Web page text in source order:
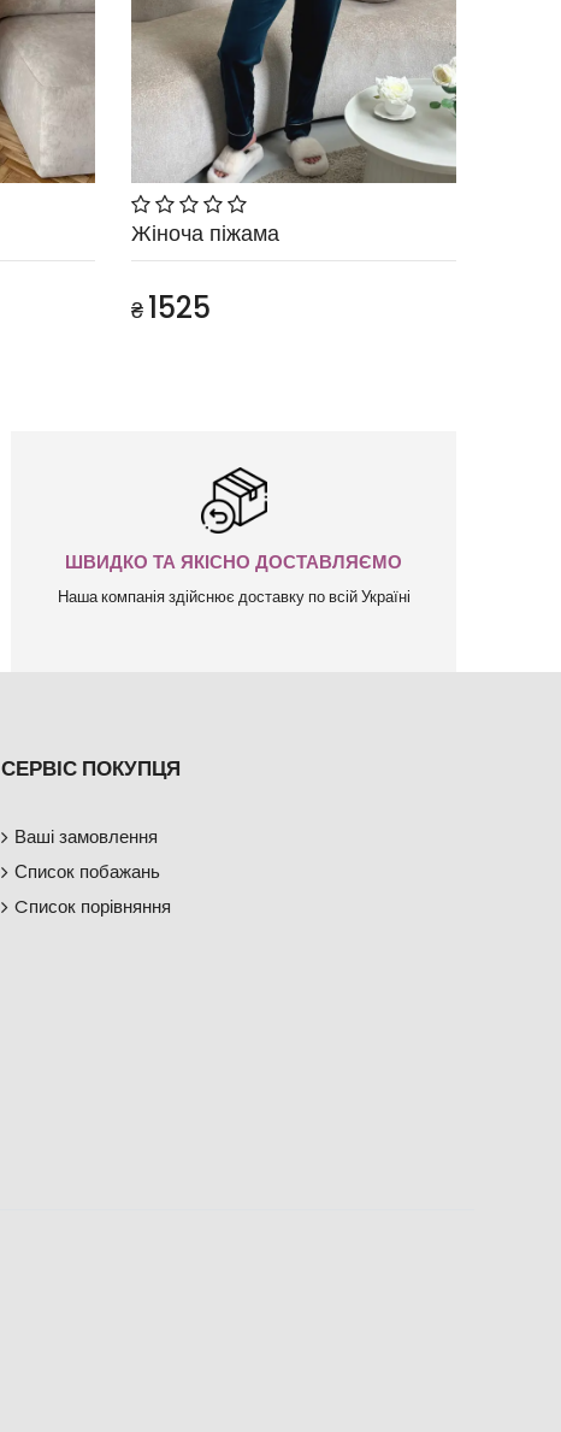
Жіноча піжама
₴ 1525
ШВИДКО ТА ЯКІСНО ДОСТАВЛЯЄМО
Наша компанія здійснює доставку по всій Україні
СЕРВІС ПОКУПЦЯ
Ваші замовлення
Список побажань
Cписок порівняння